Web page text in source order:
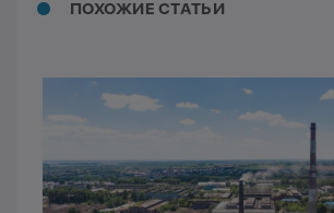
ПОХОЖИЕ СТАТЬИ